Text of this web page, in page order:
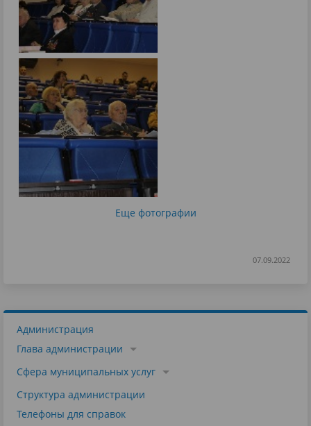
Еще фотографии
07.09.2022
Администрация
Глава администрации
Сфера муниципальных услуг
Структура администрации
Телефоны для справок